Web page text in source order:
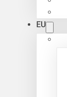
EU